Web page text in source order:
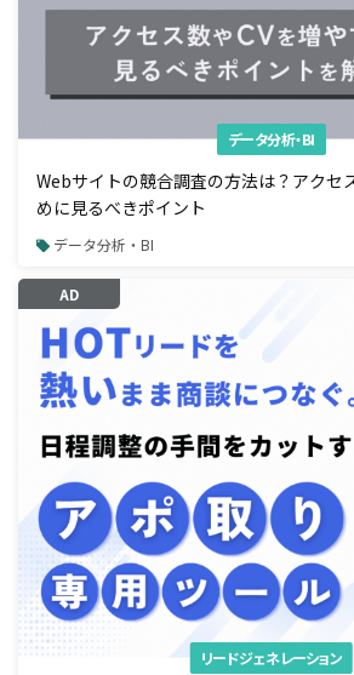
データ分析・BI
Webサイトの競合調査の方法は？アクセ
めに見るべきポイント
データ分析・BI
AD
リードジェネレーション